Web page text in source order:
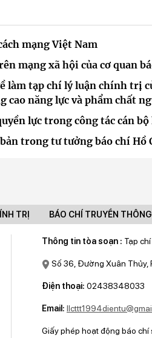
mạng Việt Nam
mạng xã hội của cơ quan
làm tạp chí lý luận chính trị
cao năng lực và phẩm chất
lực trong công tác cán
trong tư tưởng báo chí Hồ
TRỊ BÁO CHÍ TRUYỀN THÔNG
Thông tin tòa soạn : Tạp
Số 36, Đường Xuân Thủy,
Điện thoại: 02438348033
Email:
Giấy phép hoạt động báo